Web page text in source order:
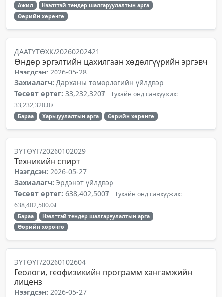
Ажил
Нээлттэй тендер шалгаруулалтын арга
Өөрийн хөрөнгө
ДААТҮТӨХК/20260202421
Өндөр эргэлтийн цахилгаан хөдөлгүүрийн эргэвч
Нээгдсэн: 2026-05-28
Захиалагч: Дарханы төмөрлөгийн үйлдвэр
Төсөвт өртөг: 33,232,320₮ Тухайн онд санхүүжих:
33,232,320.0₮
Бараа Харьцуулалтын арга Өөрийн хөрөнгө
ЭҮТӨҮГ/20260102029
Техникийн спирт
Нээгдсэн: 2026-05-27
Захиалагч: Эрдэнэт үйлдвэр
Төсөвт өртөг: 638,402,500₮ Тухайн онд санхүүжих:
638,402,500.0₮
Бараа
Нээлттэй тендер шалгаруулалтын арга
Өөрийн хөрөнгө
ЭҮТӨҮГ/20260102604
Геологи, геофизикийн программ хангамжийн
лиценз
Нээгдсэн: 2026-05-27